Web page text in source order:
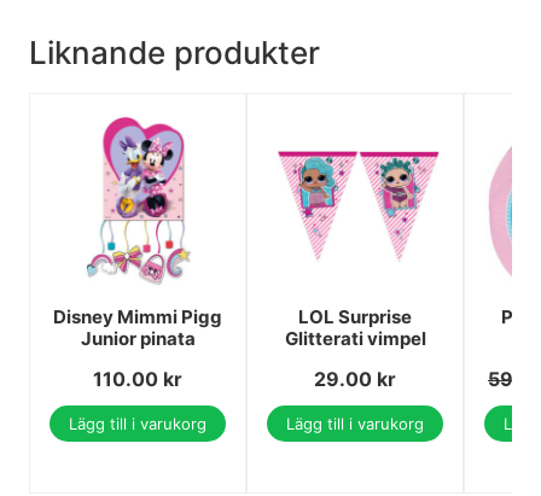
Liknande produkter
Disney Mimmi Pigg
Junior pinata
110.00 kr
Lägg till i varukorg
LOL Surprise
Glitterati vimpel
29.00 kr
Lägg till i varukorg